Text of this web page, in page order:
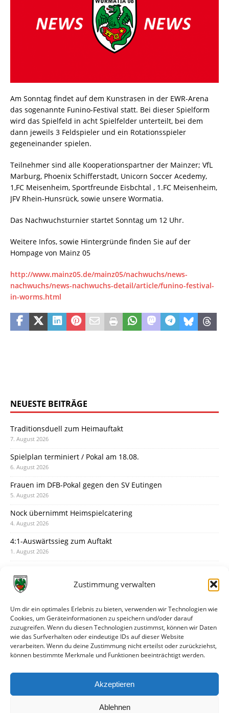
Zustimmung verwalten
Um dir ein optimales Erlebnis zu bieten, verwenden wir Technologien wie
Cookies, um Geräteinformationen zu speichern und/oder darauf
zuzugreifen. Wenn du diesen Technologien zustimmst, können wir Daten
wie das Surfverhalten oder eindeutige IDs auf dieser Website
verarbeiten. Wenn du deine Zustimmung nicht erteilst oder zurückziehst,
können bestimmte Merkmale und Funktionen beeinträchtigt werden.
Akzeptieren
Ablehnen
Am Sonntag findet auf dem Kunstrasen in der EWR-Arena
das sogenannte Funino-Festival statt. Bei dieser Spielform
wird das Spielfeld in acht Spielfelder unterteilt, bei dem
dann jeweils 3 Feldspieler und ein Rotationsspieler
gegeneinander spielen.
Teilnehmer sind alle Kooperationspartner der Mainzer; VfL
Marburg, Phoenix Schifferstadt, Unicorn Soccer Acedemy,
1,FC Meisenheim, Sportfreunde Eisbchtal , 1.FC Meisenheim,
JFV Rhein-Hunsrück, sowie unsere Wormatia.
Das Nachwuchsturnier startet Sonntag um 12 Uhr.
Weitere Infos, sowie Hintergründe finden Sie auf der
Hompage von Mainz 05
http://www.mainz05.de/mainz05/nachwuchs/news-
nachwuchs/news-nachwuchs-detail/article/funino-festival-
in-worms.html
NEUESTE BEITRÄGE
Traditionsduell zum Heimauftakt
7. August 2026
Spielplan terminiert / Pokal am 18.08.
6. August 2026
Frauen im DFB-Pokal gegen den SV Eutingen
5. August 2026
Nock übernimmt Heimspielcatering
4. August 2026
4:1-Auswärtssieg zum Auftakt
1. August 2026
31. Juli 2026
30. Juli 2026
Deine Spielminute: 89+1
28. Juli 2026
Neuer Rückensponsor
Neue Podcast-Folge: So tickt Björn!
27. Juli 2026